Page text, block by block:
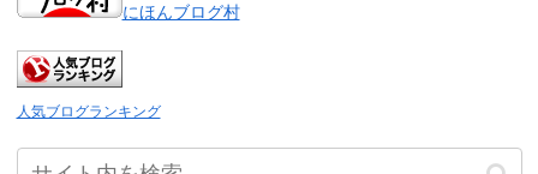
にほんブログ村
人気ブログランキング